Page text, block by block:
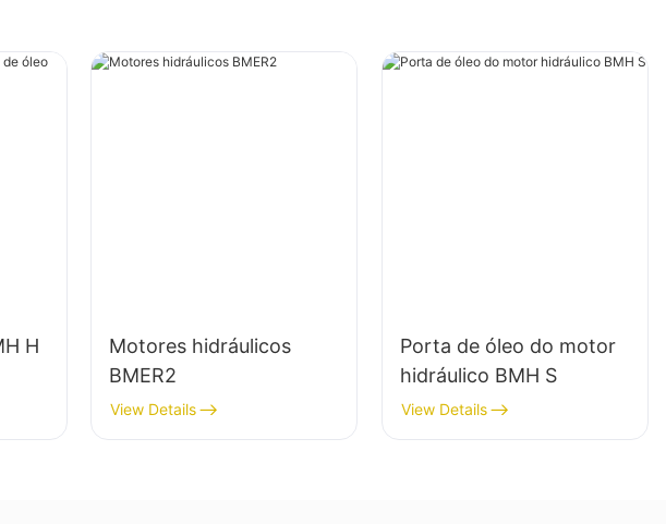
H
Motores hidráulicos
BMER2
View Details
Porta de óleo do motor
hidráulico BMH S
View Details